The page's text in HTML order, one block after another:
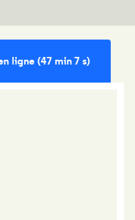
ligne (47 min 7 s)